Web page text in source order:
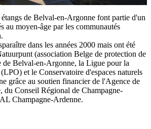
de Belval-en-Argonne font partie d'un
au moyen-âge par les communautés
dans les années 2000 mais ont été
(association Belge de protection de
de Belval-en-Argonne, la Ligue pour la
et le Conservatoire d'espaces naturels
grâce au soutien financier de l'Agence de
du Conseil Régional de Champagne-
Champagne-Ardenne.